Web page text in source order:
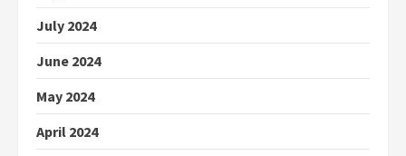
July 2024
June 2024
May 2024
April 2024